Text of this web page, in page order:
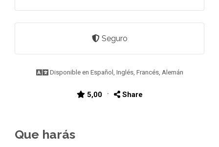
Seguro
Disponible en Español, Inglés, Francés, Alemán
5,00 · Share
Que harás